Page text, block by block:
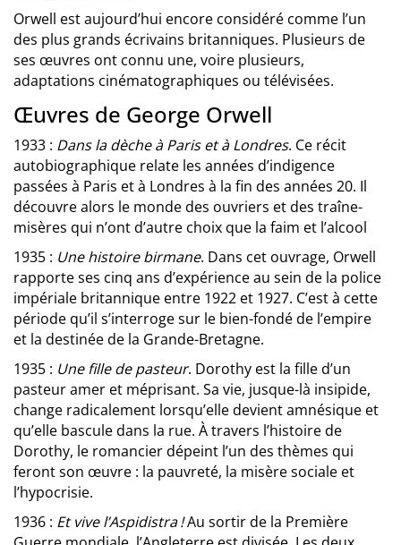
Orwell est aujourd’hui encore considéré comme l’un
des plus grands écrivains britanniques. Plusieurs de
ses œuvres ont connu une, voire plusieurs,
adaptations cinématographiques ou télévisées.
Œuvres de George Orwell
1933 : Dans la dèche à Paris et à Londres. Ce récit
autobiographique relate les années d’indigence
passées à Paris et à Londres à la fin des années 20. Il
découvre alors le monde des ouvriers et des traîne-
misères qui n’ont d’autre choix que la faim et l’alcool
1935 : Une histoire birmane. Dans cet ouvrage, Orwell
rapporte ses cinq ans d’expérience au sein de la police
impériale britannique entre 1922 et 1927. C’est à cette
période qu’il s’interroge sur le bien-fondé de l’empire
et la destinée de la Grande-Bretagne.
1935 : Une fille de pasteur. Dorothy est la fille d’un
pasteur amer et méprisant. Sa vie, jusque-là insipide,
change radicalement lorsqu’elle devient amnésique et
qu’elle bascule dans la rue. À travers l’histoire de
Dorothy, le romancier dépeint l’un des thèmes qui
feront son œuvre : la pauvreté, la misère sociale et
l’hypocrisie.
1936 : Et vive l’Aspidistra !Au sortir de la Première